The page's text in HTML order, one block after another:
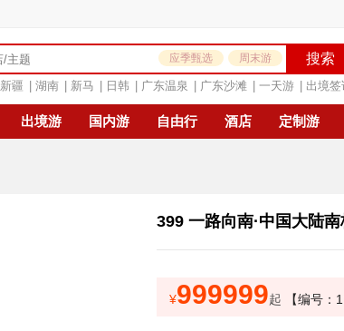
应季甄选 周末游 搜索
新疆 湖南 新马 日韩 广东温泉 广东沙滩 一天游 出境签
出境游 国内游 自由行 酒店 定制游
399 一路向南·中国大陆
¥999999起 【编号：